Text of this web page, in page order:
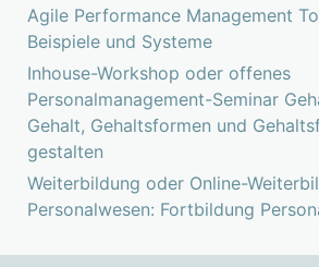
Agile Performance Management
Beispiele und Systeme
Inhouse-Workshop oder offenes
Personalmanagement-Seminar
Gehalt, Gehaltsformen und
gestalten
Weiterbildung oder Online-
Personalwesen: Fortbildung